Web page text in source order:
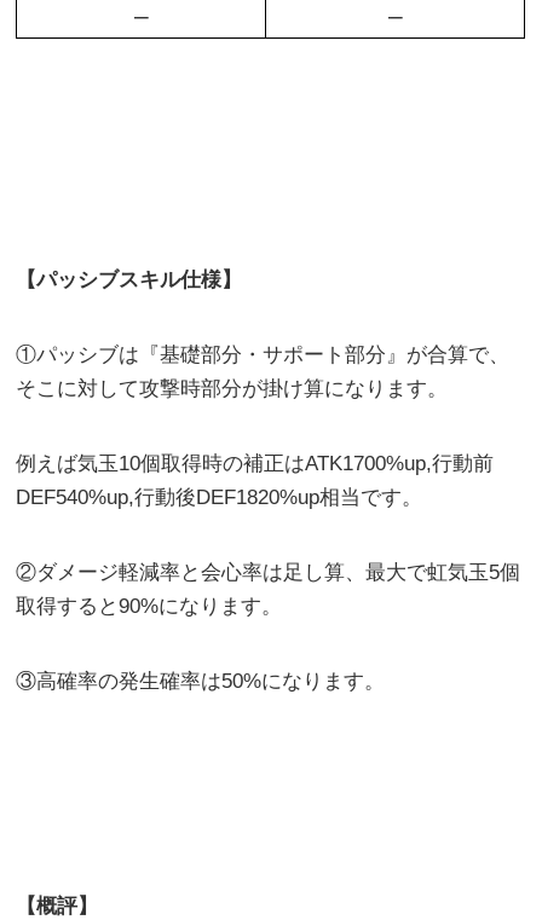
–
–
【パッシブスキル仕様】
①パッシブは『基礎部分・サポート部分』が合算で、
そこに対して攻撃時部分が掛け算になります。
例えば気玉10個取得時の補正はATK1700%up,行動前
DEF540%up,行動後DEF1820%up相当です。
②ダメージ軽減率と会心率は足し算、最大で虹気玉5個
取得すると90%になります。
③高確率の発生確率は50%になります。
【概評】